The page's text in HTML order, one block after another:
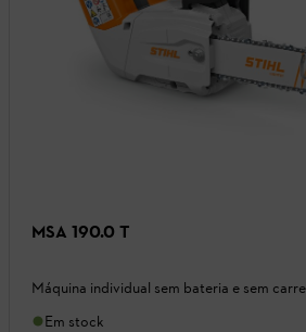
MSA 190.0 T
Máquina individual sem bateria e sem
Em stock